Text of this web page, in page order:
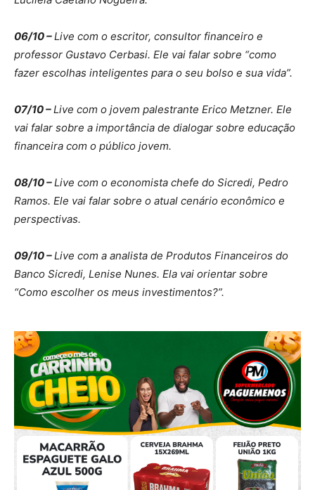
06/10 –Live com o escritor, consultor financeiro e
professor Gustavo Cerbasi. Ele vai falar sobre “como
fazer escolhas inteligentes para o seu bolso e sua vida”.
07/10 –Live com o jovem palestrante Erico Metzner. Ele
vai falar sobre a importância de dialogar sobre educação
financeira com o público jovem.
08/10 –Live com o economista chefe do Sicredi, Pedro
Ramos. Ele vai falar sobre o atual cenário econômico e
perspectivas.
09/10 –Live com a analista de Produtos Financeiros do
Banco Sicredi, Lenise Nunes. Ela vai orientar sobre
“Como escolher os meus investimentos?”.